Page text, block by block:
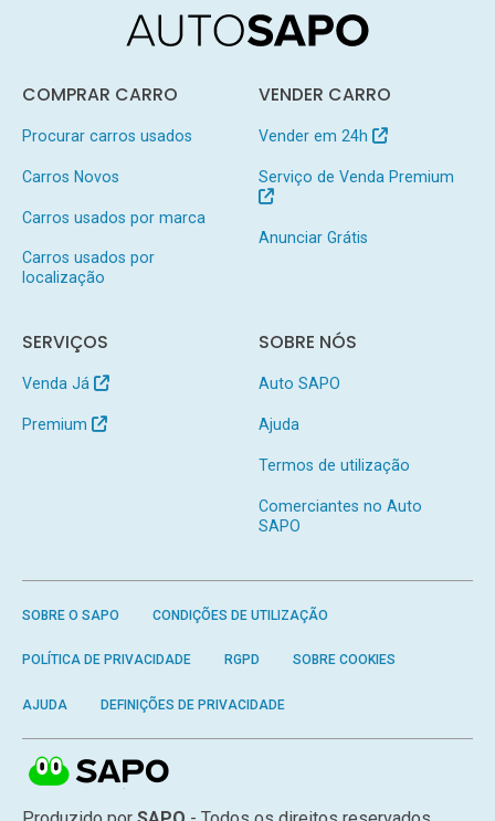
COMPRAR CARRO
Procurar carros usados
Carros Novos
Carros usados por marca
Carros usados por
localização
VENDER CARRO
Vender em 24h
Serviço de Venda Premium
Anunciar Grátis
SERVIÇOS
Venda Já
Premium
SOBRE NÓS
Auto SAPO
Ajuda
Termos de utilização
Comerciantes no Auto
SAPO
SOBRE O SAPO CONDIÇÕES DE UTILIZAÇÃO
POLÍTICA DE PRIVACIDADE RGPD SOBRE COOKIES
AJUDA DEFINIÇÕES DE PRIVACIDADE